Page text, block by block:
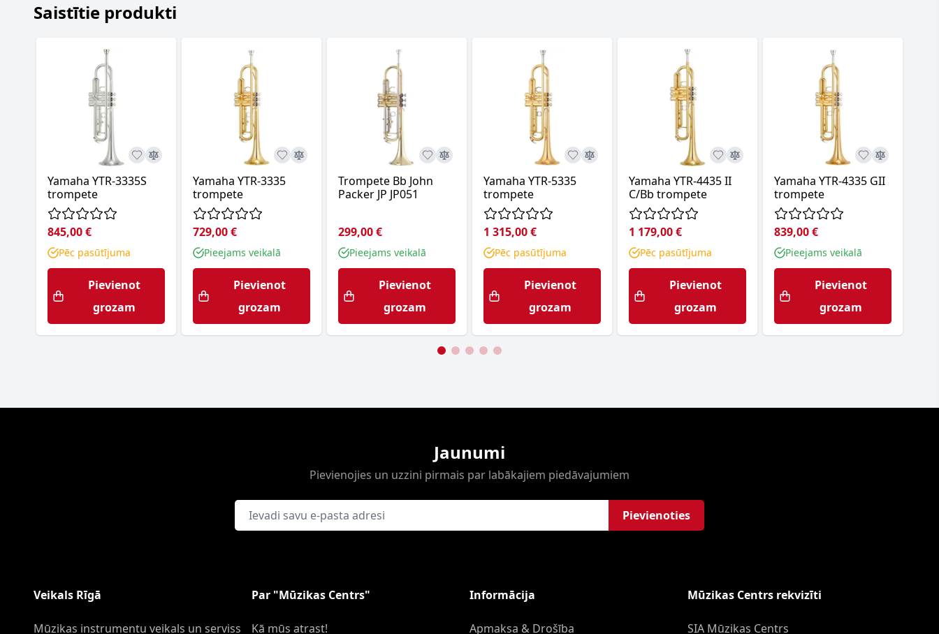
Saistītie produkti
Yamaha YTR-3335S
trompete
845,00 €
Pēc pasūtījuma
Pievienot
grozam
Yamaha YTR-3335
trompete
729,00 €
Pieejams veikalā
Pievienot
grozam
Trompete Bb John
Packer JP JP051
299,00 €
Pieejams veikalā
Pievienot
grozam
Yamaha YTR-5335
trompete
1 315,00 €
Pēc pasūtījuma
Pievienot
grozam
Yamaha YTR-4435 II
C/Bb trompete
1 179,00 €
Pēc pasūtījuma
Pievienot
grozam
Yamaha YTR-4335 GII
trompete
839,00 €
Pieejams veikalā
Pievienot
grozam
Jaunumi
Pievienojies un uzzini pirmais par labākajiem piedāvajumiem
E-pasta adrese Pievienoties
Veikals Rīgā
Mūzikas instrumentu veikals un serviss
Par "Mūzikas Centrs"
Kā mūs atrast!
Informācija
Apmaksa & Drošība
Mūzikas Centrs rekvizīti
SIA Mūzikas Centrs